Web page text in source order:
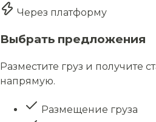
Через платформу
Выбрать предложения
Разместите груз и получите
напрямую.
Размещение груза